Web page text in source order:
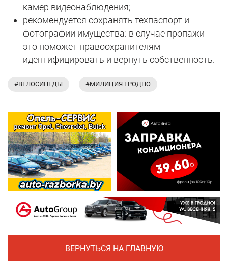
камер видеонаблюдения;
рекомендуется сохранять техпаспорт и
фотографии имущества: в случае пропажи
это поможет правоохранителям
идентифицировать и вернуть собственность.
#ВЕЛОСИПЕДЫ #МИЛИЦИЯ ГРОДНО
ВЕРНУТЬСЯ НА ГЛАВНУЮ